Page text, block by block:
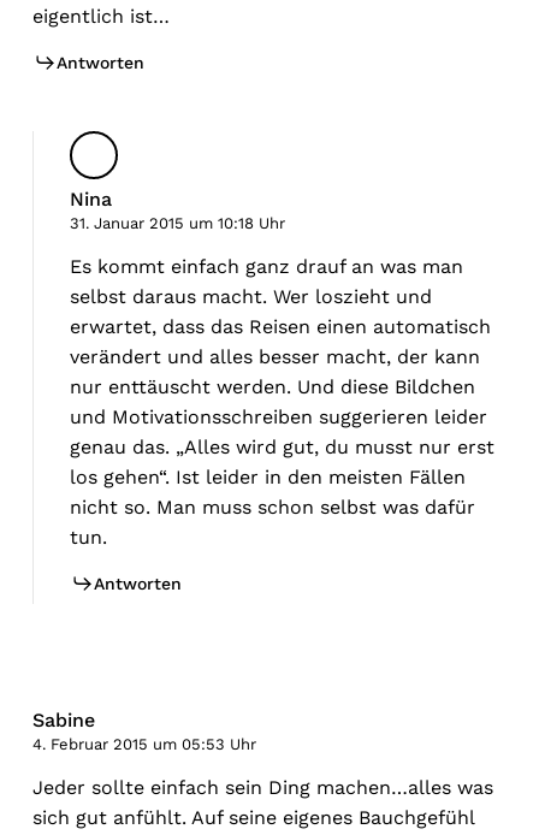
eigentlich ist…
Antworten
Nina
31. Januar 2015 um 10:18 Uhr
Es kommt einfach ganz drauf an was man
selbst daraus macht. Wer loszieht und
erwartet, dass das Reisen einen automatisch
verändert und alles besser macht, der kann
nur enttäuscht werden. Und diese Bildchen
und Motivationsschreiben suggerieren leider
genau das. „Alles wird gut, du musst nur erst
los gehen“. Ist leider in den meisten Fällen
nicht so. Man muss schon selbst was dafür
tun.
Antworten
Sabine
4. Februar 2015 um 05:53 Uhr
Jeder sollte einfach sein Ding machen…alles was
sich gut anfühlt. Auf seine eigenes Bauchgefühl